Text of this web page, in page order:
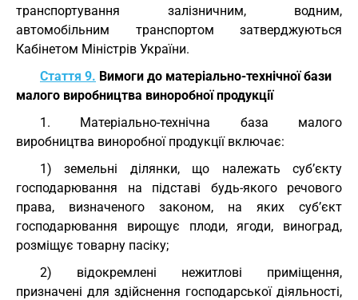
транспортування залізничним, водним,
автомобільним транспортом затверджуються
Кабінетом Міністрів України.
Стаття 9. Вимоги до матеріально-технічної бази
малого виробництва виноробної продукції
1. Матеріально-технічна база малого
виробництва виноробної продукції включає:
1) земельні ділянки, що належать суб’єкту
господарювання на підставі будь-якого речового
права, визначеного законом, на яких суб’єкт
господарювання вирощує плоди, ягоди, виноград,
розміщує товарну пасіку;
2) відокремлені нежитлові приміщення,
призначені для здійснення господарської діяльності,